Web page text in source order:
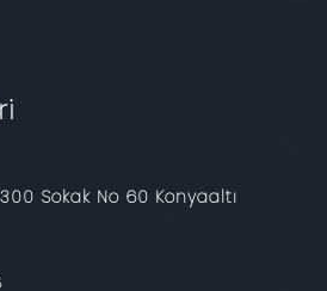
Sokak No 60 Konyaaltı